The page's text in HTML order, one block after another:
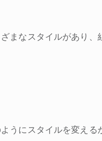
まなスタイルがあり
うにスタイルを変える